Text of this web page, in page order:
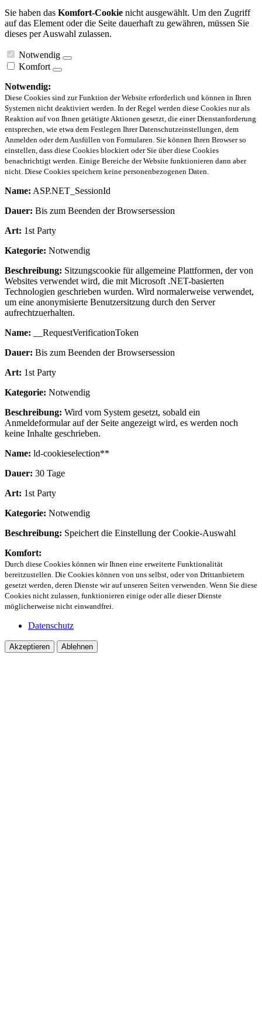
Sie haben das Komfort-Cookie nicht ausgewählt. Um den Zugriff
auf das Element oder die Seite dauerhaft zu gewähren, müssen Sie
dieses per Auswahl zulassen.
Notwendig
Komfort
Notwendig:
Diese Cookies sind zur Funktion der Website erforderlich und können in Ihren
Systemen nicht deaktiviert werden. In der Regel werden diese Cookies nur als
Reaktion auf von Ihnen getätigte Aktionen gesetzt, die einer Dienstanforderung
entsprechen, wie etwa dem Festlegen Ihrer Datenschutzeinstellungen, dem
Anmelden oder dem Ausfüllen von Formularen. Sie können Ihren Browser so
einstellen, dass diese Cookies blockiert oder Sie über diese Cookies
benachrichtigt werden. Einige Bereiche der Website funktionieren dann aber
nicht. Diese Cookies speichern keine personenbezogenen Daten.
Name: ASP.NET_SessionId
Dauer: Bis zum Beenden der Browsersession
Art: 1st Party
Kategorie: Notwendig
Beschreibung: Sitzungscookie für allgemeine Plattformen, der von
Websites verwendet wird, die mit Microsoft .NET-basierten
Technologien geschrieben wurden. Wird normalerweise verwendet,
um eine anonymisierte Benutzersitzung durch den Server
aufrechtzuerhalten.
Name: __RequestVerificationToken
Dauer: Bis zum Beenden der Browsersession
Art: 1st Party
Kategorie: Notwendig
Beschreibung: Wird vom System gesetzt, sobald ein
Anmeldeformular auf der Seite angezeigt wird, es werden noch
keine Inhalte geschrieben.
Name: ld-cookieselection**
Dauer: 30 Tage
Art: 1st Party
Kategorie: Notwendig
Beschreibung: Speichert die Einstellung der Cookie-Auswahl
Komfort:
Durch diese Cookies können wir Ihnen eine erweiterte Funktionalität
bereitzustellen. Die Cookies können von uns selbst, oder von Drittanbietern
gesetzt werden, deren Dienste wir auf unseren Seiten verwenden. Wenn Sie diese
Cookies nicht zulassen, funktionieren einige oder alle dieser Dienste
möglicherweise nicht einwandfrei.
Datenschutz
Akzeptieren Ablehnen